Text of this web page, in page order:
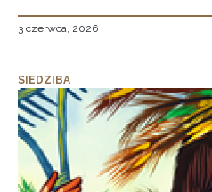
3 czerwca, 2026
SIEDZIBA